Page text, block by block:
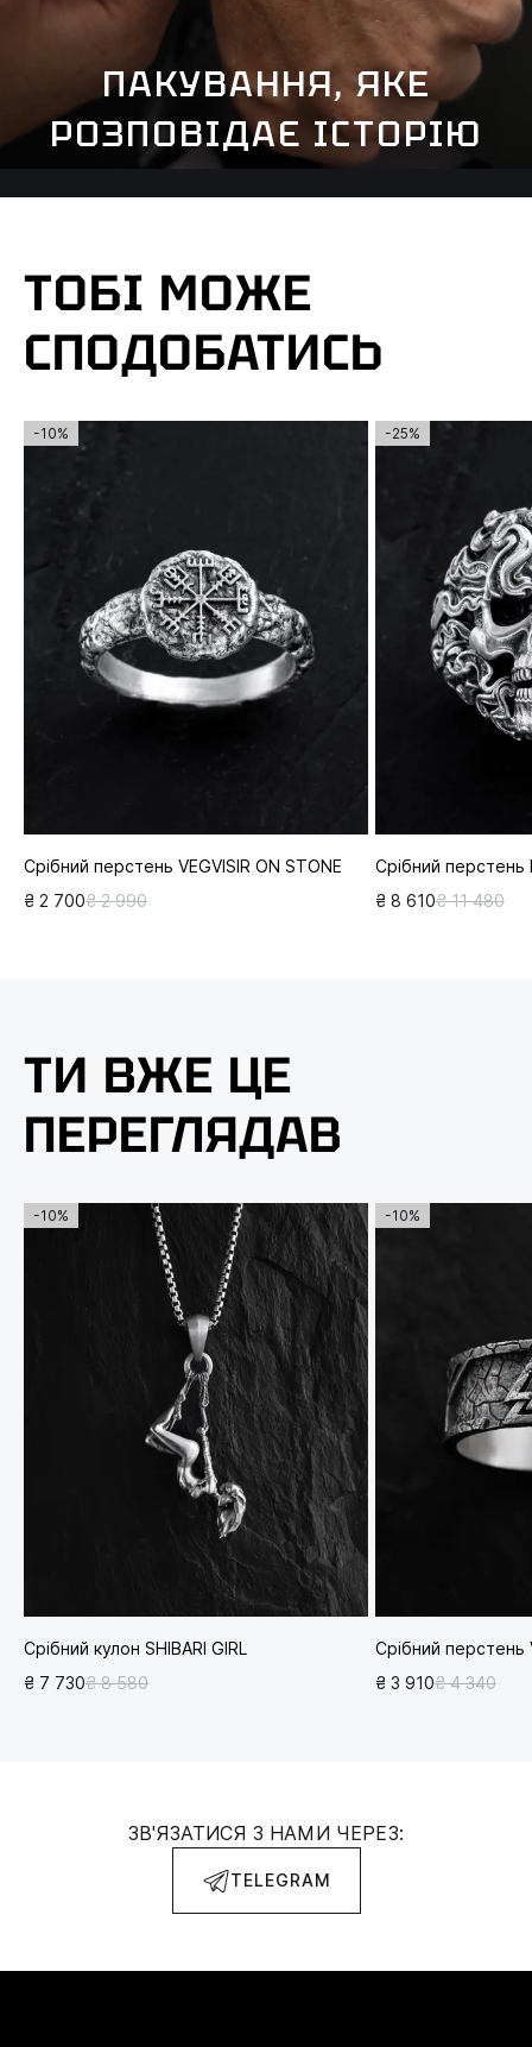
ПАКУВАННЯ, ЯКЕ
РОЗПОВІДАЄ ІСТОРІЮ
ТОБІ МОЖЕ
СПОДОБАТИСЬ
-10%
Срібний перстень VEGVISIR ON STONE
₴ 2 700₴ 2 990
-25%
Срібний перстень
₴ 8 610₴ 11 480
ТИ ВЖЕ ЦЕ
ПЕРЕГЛЯДАВ
-10%
Срібний кулон SHIBARI GIRL
₴ 7 730₴ 8 580
-10%
Срібний перстень
₴ 3 910₴ 4 340
ЗВ'ЯЗАТИСЯ З НАМИ ЧЕРЕЗ:
TELEGRAM